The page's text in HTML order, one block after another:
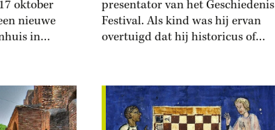
oktober
nieuwe
in
om
beroemde
te
presentator van het Geschiedenis
Festival. Als kind was hij ervan
overtuigd dat hij historicus of
maar in podcasts en
voorstellingen keert hij geregeld
terug naar de geschiedenis. ‘Ik